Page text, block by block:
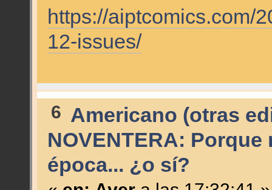
https://aiptcomics.com/
12-issues/
6 Americano (otras
NOVENTERA:
época... ¿o sí?